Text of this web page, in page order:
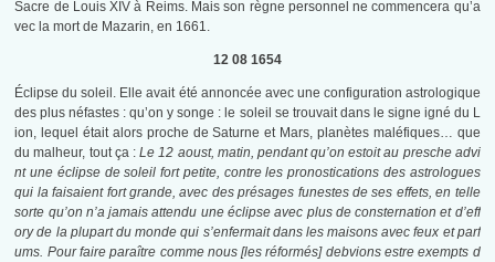
Sacre de Louis XIV à Reims. Mais son règne personnel ne commencera qu’a
vec la mort de Mazarin, en 1661.
12 08 1654
Éclipse du soleil. Elle avait été annoncée avec une configuration astrologique
des plus néfastes : qu’on y songe : le soleil se trouvait dans le signe igné du L
ion, lequel était alors proche de Saturne et Mars, planètes maléfiques… que
du malheur, tout ça :Le 12 aoust, matin, pendant qu’on estoit au presche advi
nt une éclipse de soleil fort petite, contre les pronostications des astrologues
qui la faisaient fort grande, avec des présages funestes de ses effets, en telle
sorte qu’on n’a jamais attendu une éclipse avec plus de consternation et d’eff
ory de la plupart du monde qui s’enfermait dans les maisons avec feux et parf
ums. Pour faire paraître comme nous [les réformés] debvions estre exempts d